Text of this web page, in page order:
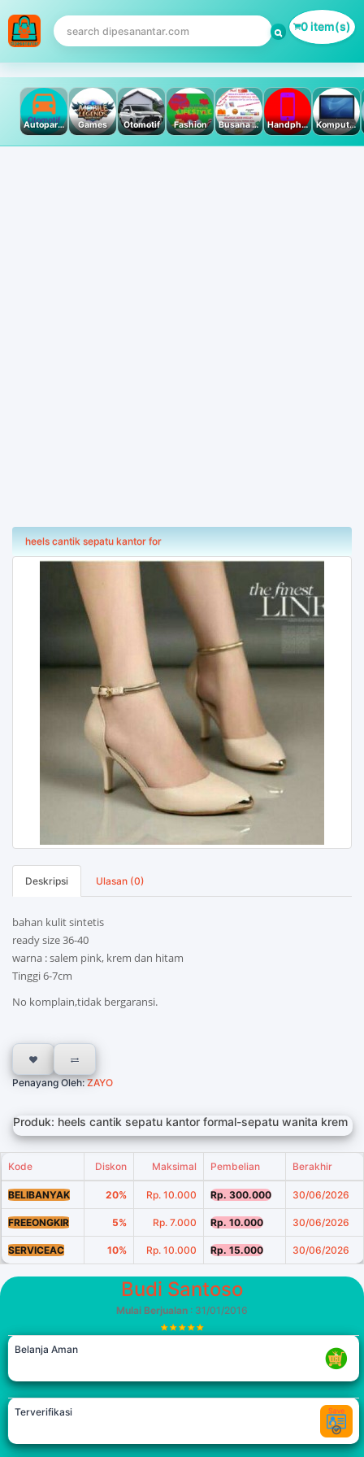
0 item(s)
Autoparts Games Otomotif Fashion Busana Muslim Handphone & Tablet Komputer PC & Laptop
heels cantik sepatu kantor for
Deskripsi Ulasan (0)
bahan kulit sintetis
ready size 36-40
warna : salem pink, krem dan hitam
Tinggi 6-7cm
No komplain,tidak bergaransi.
Penayang Oleh:ZAYO
Produk: heels cantik sepatu kantor formal-sepatu wanita krem
Kode Diskon Maksimal Pembelian Berakhir
BELIBANYAK 20% Rp. 10.000 Rp. 300.000 30/06/2026
FREEONGKIR 5% Rp. 7.000 Rp. 10.000 30/06/2026
SERVICEAC 10% Rp. 10.000 Rp. 15.000 30/06/2026
Budi Santoso
Mulai Berjualan : 31/01/2016
Belanja Aman
Terverifikasi